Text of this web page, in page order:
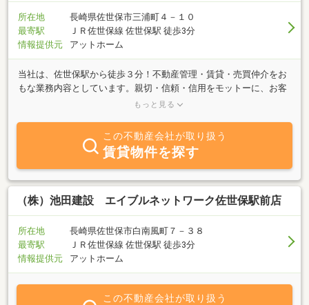
所在地
長崎県佐世保市三浦町４－１０
最寄駅
ＪＲ佐世保線 佐世保駅 徒歩3分
情報提供元
アットホーム
当社は、佐世保駅から徒歩３分！不動産管理・賃貸・売買仲介をお
もな業務内容としています。親切・信頼・信用をモットーに、お客
様の一つ一つのこだわりを満たす物件を、ご紹介させて頂きます。
もっと見る
この不動産会社が取り扱う
賃貸物件を探す
（株）池田建設 エイブルネットワーク佐世保駅前店
所在地
長崎県佐世保市白南風町７－３８
最寄駅
ＪＲ佐世保線 佐世保駅 徒歩3分
情報提供元
アットホーム
この不動産会社が取り扱う